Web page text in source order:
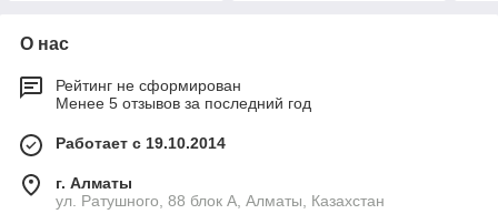
О нас
Рейтинг не сформирован
Менее 5 отзывов за последний год
Работает с 19.10.2014
г. Алматы
ул. Ратушного, 88 блок A, Алматы, Казахстан